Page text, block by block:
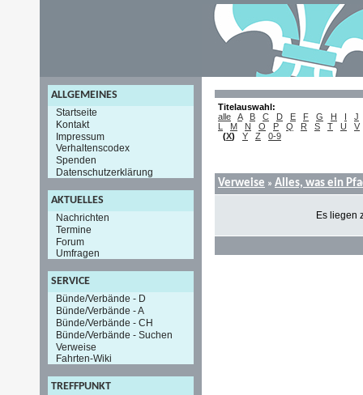
ALLGEMEINES
Startseite
Kontakt
Impressum
Verhaltenscodex
Spenden
Datenschutzerklärung
AKTUELLES
Nachrichten
Termine
Forum
Umfragen
SERVICE
Bünde/Verbände - D
Bünde/Verbände - A
Bünde/Verbände - CH
Bünde/Verbände - Suchen
Verweise
Fahrten-Wiki
TREFFPUNKT
Titelauswahl:
alle
A B C D E F G H I
J
L
M N O P Q R S T U
V
(X) Y Z 0-9
Verweise » Alles, was ein
Es liegen